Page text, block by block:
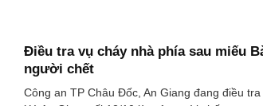
Điều tra vụ cháy nhà phía sau miếu
người chết
Công an TP Châu Đốc, An Giang đang điều